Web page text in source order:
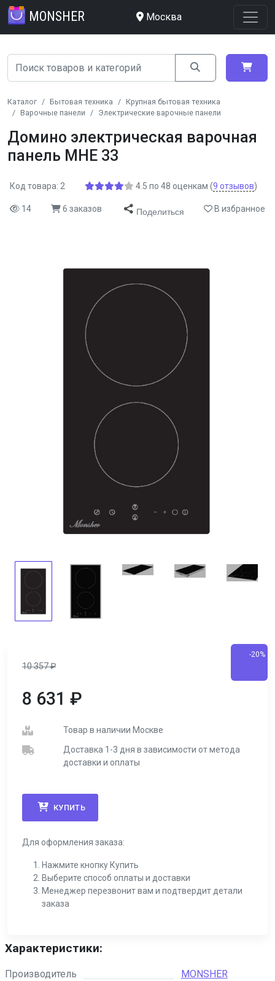
MONSHER Москва
Каталог Бытовая техника
Крупная бытовая техника
Варочные панели
Электрические варочные панели
Домино электрическая варочная
панель MHE 33
Код товара: 2 4.5 по 48 оценкам (9 отзывов)
14 6 заказов Поделиться В избранное
10 357₽
-20%
8 631 ₽
Товар в наличии Москве
Доставка 1-3 дня в зависимости от метода
доставки и оплаты
КУПИТЬ
Для оформления заказа:
Нажмите кнопку Купить
Выберите способ оплаты и доставки
Менеджер перезвонит вам и подтвердит детали
заказа
Характеристики:
Производитель
MONSHER